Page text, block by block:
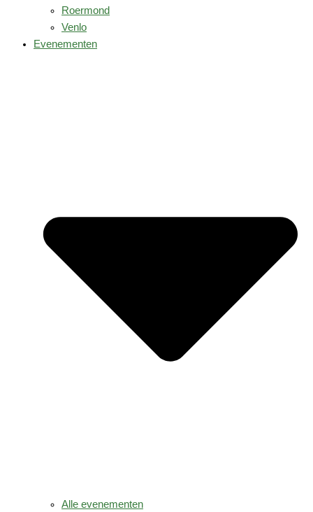
Roermond
Venlo
Evenementen
Alle evenementen